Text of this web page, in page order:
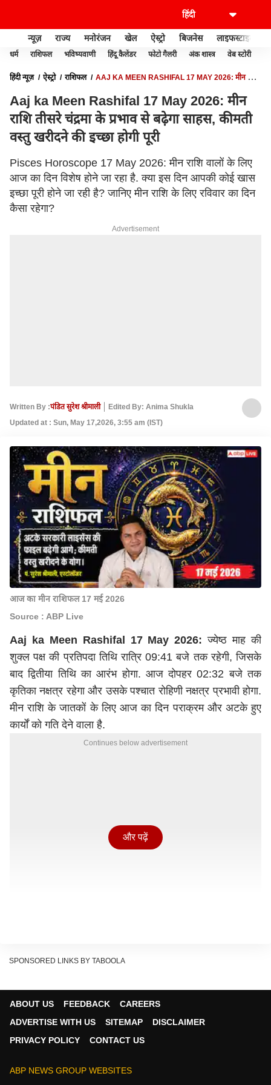
न्यूज़ राज्य मनोरंजन खेल ऐस्ट्रो बिजनेस लाइफस्टाइल
धर्म राशिफल भविष्यवाणी हिंदू कैलेंडर फोटो गैलरी अंक शास्त्र वेब स्टोरी
हिंदी न्यूज़ ऐस्ट्रो राशिफल
AAJ KA MEEN RASHIFAL 17 MAY 2026: मीन राशि
Aaj ka Meen Rashifal 17 May 2026: मीन
राशि तीसरे चंद्रमा के प्रभाव से बढ़ेगा साहस, कीमती
वस्तु खरीदने की इच्छा होगी पूरी
Pisces Horoscope 17 May 2026: मीन राशि वालों के लिए
आज का दिन विशेष होने जा रहा है. क्या इस दिन आपकी कोई खास
इच्छा पूरी होने जा रही है? जानिए मीन राशि के लिए रविवार का दिन
कैसा रहेगा?
Advertisement
Written By :पंडित सुरेश श्रीमाली
Edited By: Anima Shukla
Updated at : Sun, May 17,2026, 3:55 am (IST)
आज का मीन राशिफल 17 मई 2026
Source : ABP Live
Aaj ka Meen Rashifal 17 May 2026:ज्येष्ठ माह की
शुक्ल पक्ष की प्रतिपदा तिथि रात्रि 09:41 बजे तक रहेगी, जिसके
बाद द्वितीया तिथि का आरंभ होगा. आज दोपहर 02:32 बजे तक
कृतिका नक्षत्र रहेगा और उसके पश्चात रोहिणी नक्षत्र प्रभावी होगा.
मीन राशि के जातकों के लिए आज का दिन पराक्रम और अटके हुए
कार्यों को गति देने वाला है.
Continues below advertisement
योग का अद्भुत संयोग आपकी राशि पर बना हुआ है. शुभ कार्यों के लिए
और पढ़ें
SPONSORED LINKS BY TABOOLA
ABOUT US FEEDBACK
CAREERS
ADVERTISE WITH US
SITEMAP
DISCLAIMER
PRIVACY POLICY
CONTACT US
ABP NEWS GROUP WEBSITES